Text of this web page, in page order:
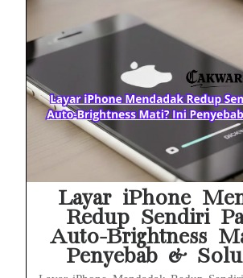
Layar iPhone
Redup Sendiri
Auto-Brightness
Penyebab &